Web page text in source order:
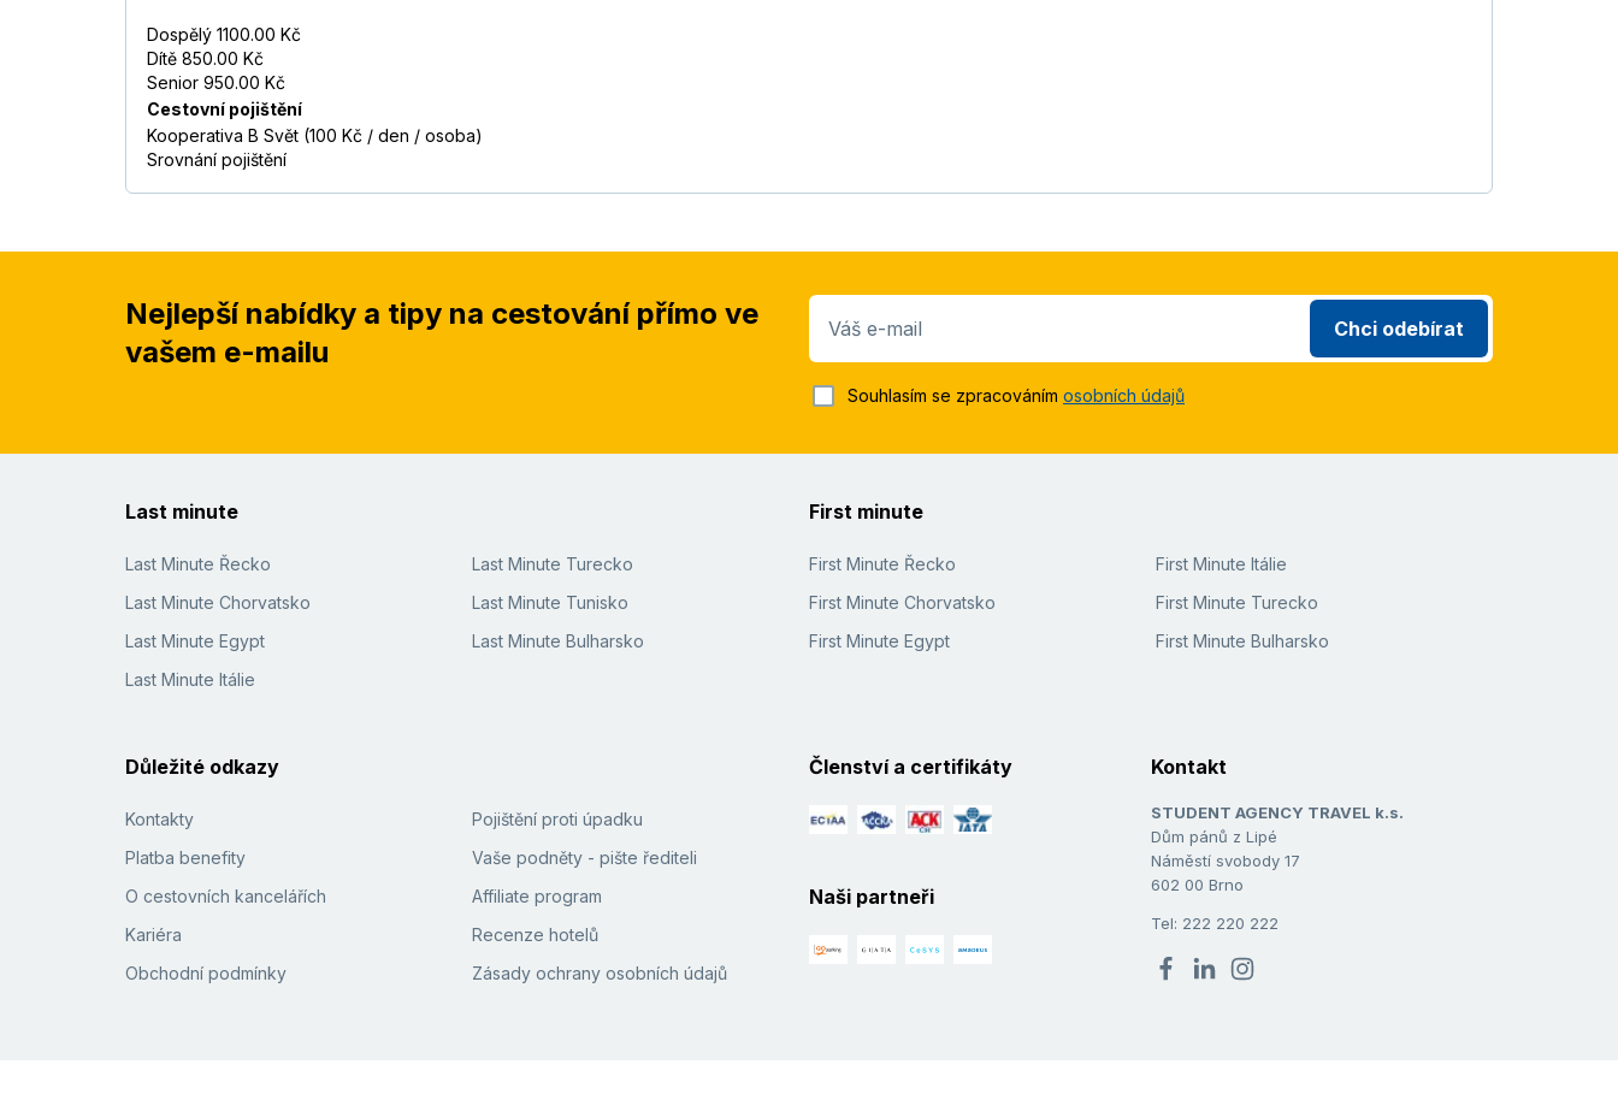
Dospělý 1100.00 Kč
Dítě 850.00 Kč
Senior 950.00 Kč
Cestovní pojištění
Kooperativa B Svět (100 Kč / den / osoba)
Srovnání pojištění
Nejlepší nabídky a tipy na cestování přímo ve
vašem e-mailu
Váš e-mail Chci odebírat
Souhlasím se zpracováním osobních údajů
Last minute
Last Minute Řecko
Last Minute Chorvatsko
Last Minute Egypt
Last Minute Itálie
Last Minute Turecko
Last Minute Tunisko
Last Minute Bulharsko
First minute
First Minute Řecko
First Minute Chorvatsko
First Minute Egypt
First Minute Itálie
First Minute Turecko
First Minute Bulharsko
Důležité odkazy
Kontakty
Platba benefity
O cestovních kancelářích
Kariéra
Obchodní podmínky
Pojištění proti úpadku
Vaše podněty - pište řediteli
Affiliate program
Recenze hotelů
Zásady ochrany osobních údajů
Členství a certifikáty
Naši partneři
Kontakt
STUDENT AGENCY TRAVEL k.s.
Dům pánů z Lipé
Náměstí svobody 17
602 00 Brno
Tel: 222 220 222